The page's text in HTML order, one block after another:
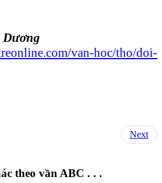
Dương
van-hoc/tho/doi-
Next
theo vần ABC . . .